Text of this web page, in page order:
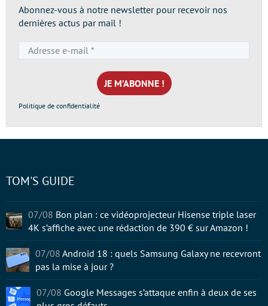
Abonnez-vous à notre newsletter pour recevoir nos
dernières actus par mail !
e-
mail
*
Politique de confidentialité
TOM'S GUIDE
07/08 Bon plan : ce vidéoprojecteur Hisense triple laser
4K s’affiche avec une rédaction de 390 € sur Amazon !
07/08 Android 18 : quels Samsung Galaxy ne recevront
pas la mise à jour ?
07/08 Google Messages s’attaque enfin à deux de ses